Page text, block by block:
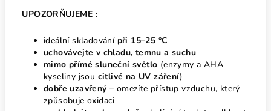
UPOZORŇUJEME :
ideální skladování při 15–25 °C
uchovávejte v chladu, temnu a suchu
mimo přímé sluneční světlo (enzymy a AHA
kyseliny jsou citlivé na UV záření)
dobře uzavřený – omezíte přístup vzduchu, který
způsobuje oxidaci